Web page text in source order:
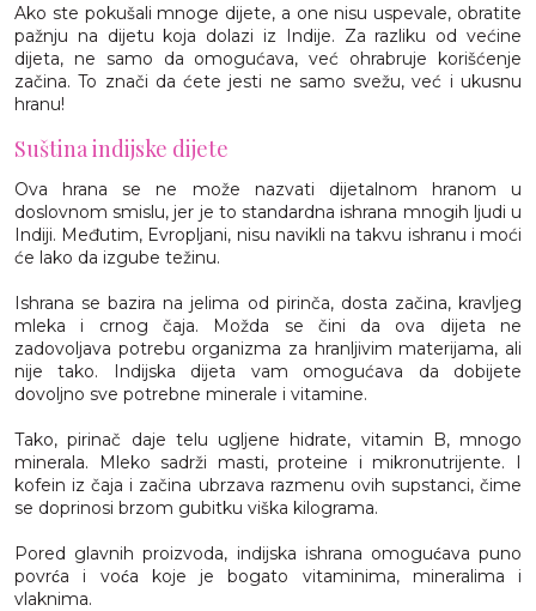
Ako ste pokušali mnoge dijete, a one nisu uspevale, obratite
pažnju na dijetu koja dolazi iz Indije. Za razliku od većine
dijeta, ne samo da omogućava, već ohrabruje korišćenje
začina. To znači da ćete jesti ne samo svežu, već i ukusnu
hranu!
Suština indijske dijete
Ova hrana se ne može nazvati dijetalnom hranom u
doslovnom smislu, jer je to standardna ishrana mnogih ljudi u
Indiji. Međutim, Evropljani, nisu navikli na takvu ishranu i moći
će lako da izgube težinu.
Ishrana se bazira na jelima od pirinča, dosta začina, kravljeg
mleka i crnog čaja. Možda se čini da ova dijeta ne
zadovoljava potrebu organizma za hranljivim materijama, ali
nije tako. Indijska dijeta vam omogućava da dobijete
dovoljno sve potrebne minerale i vitamine.
Tako, pirinač daje telu ugljene hidrate, vitamin B, mnogo
minerala. Mleko sadrži masti, proteine i mikronutrijente. I
kofein iz čaja i začina ubrzava razmenu ovih supstanci, čime
se doprinosi brzom gubitku viška kilograma.
Pored glavnih proizvoda, indijska ishrana omogućava puno
povrća i voća koje je bogato vitaminima, mineralima i
vlaknima.